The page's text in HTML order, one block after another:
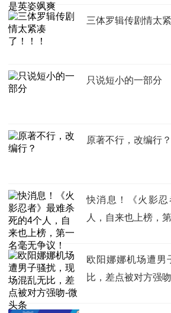
三体罗辑传剧情太
只说短小的一部分
原著不行，改编行？
快消息！《火影
人，自来也上榜，
欧阳娜娜机场遭男
比，差点被对方强